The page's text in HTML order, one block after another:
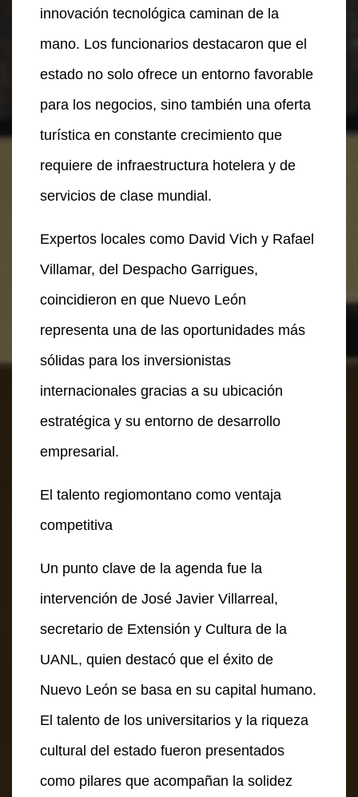
innovación tecnológica caminan de la
mano. Los funcionarios destacaron que el
estado no solo ofrece un entorno favorable
para los negocios, sino también una oferta
turística en constante crecimiento que
requiere de infraestructura hotelera y de
servicios de clase mundial.
Expertos locales como David Vich y Rafael
Villamar, del Despacho Garrigues,
coincidieron en que Nuevo León
representa una de las oportunidades más
sólidas para los inversionistas
internacionales gracias a su ubicación
estratégica y su entorno de desarrollo
empresarial.
El talento regiomontano como ventaja
competitiva
Un punto clave de la agenda fue la
intervención de José Javier Villarreal,
secretario de Extensión y Cultura de la
UANL, quien destacó que el éxito de
Nuevo León se basa en su capital humano.
El talento de los universitarios y la riqueza
cultural del estado fueron presentados
como pilares que acompañan la solidez